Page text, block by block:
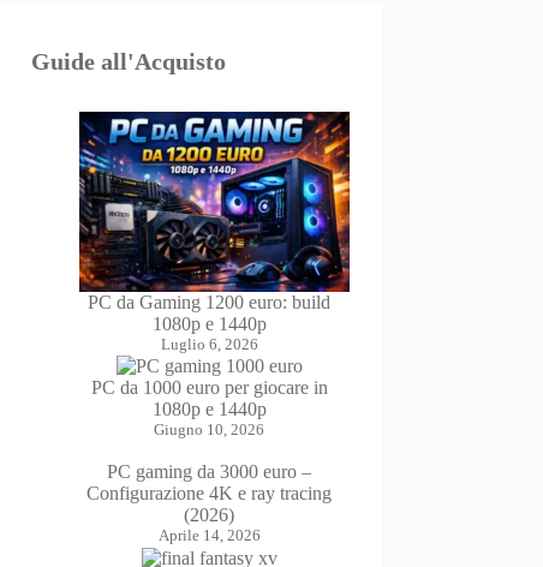
Guide all'Acquisto
PC da Gaming 1200 euro: build
1080p e 1440p
Luglio 6, 2026
PC da 1000 euro per giocare in
1080p e 1440p
Giugno 10, 2026
PC gaming da 3000 euro –
Configurazione 4K e ray tracing
(2026)
Aprile 14, 2026